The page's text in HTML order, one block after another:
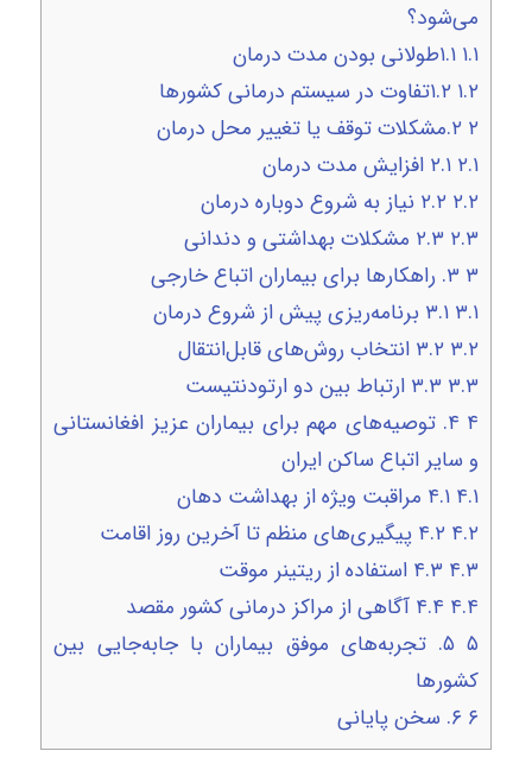
می‌شود؟
۱.۱
۱.۲
۲
۲.۱
۲.۲
۲.۳
۳
۳.۱
۳.۲
۳.۳
۴
۴. توصیه‌های مهم برای بیماران عزیز افغانستانی
و سایر اتباع ساکن ایران
۴.۱
۴.۲
۴.۳
۴.۴
۵
۵. تجربه‌های موفق بیماران با جابه‌جایی بین
کشورها
۶